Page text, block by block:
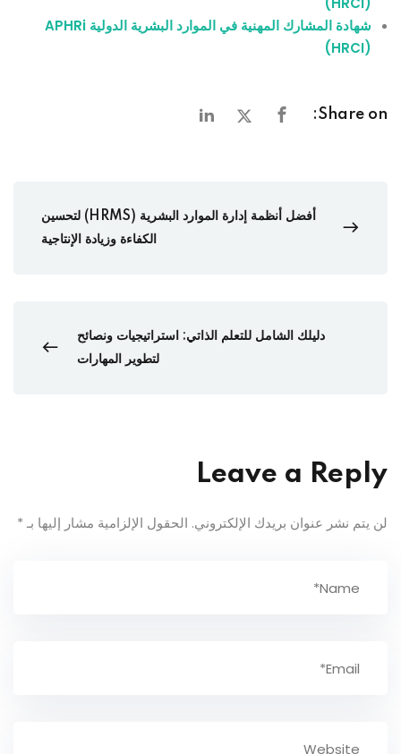
شهادة المشارك المهنية في الموارد البشرية الدولية APHRi
(HRCI)
Share on:
أفضل أنظمة إدارة الموارد البشرية (HRMS) لتحسين
الكفاءة وزيادة الإنتاجية
دليلك الشامل للتعلم الذاتي: استراتيجيات ونصائح
لتطوير المهارات
Leave a Reply
لن يتم نشر عنوان بريدك الإلكتروني. الحقول الإلزامية مشار إليها بـ *